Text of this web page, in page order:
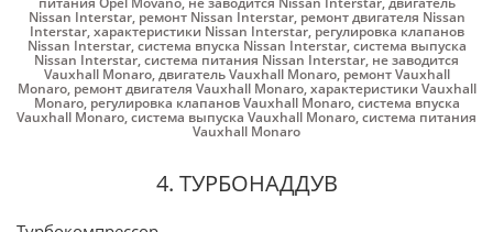
Nissan Interstar, ремонт Nissan Interstar, ремонт двигателя Nissan
Interstar,характеристики Nissan Interstar, регулировка клапанов
Nissan Interstar,система впуска Nissan Interstar,система выпуска
Nissan Interstar,система питания Nissan Interstar, не заводится
Vauxhall Monaro,двигатель Vauxhall Monaro, ремонт Vauxhall
Monaro, ремонт двигателя Vauxhall Monaro,характеристики Vauxhall
Monaro, регулировка клапанов Vauxhall Monaro,система впуска
Vauxhall Monaro,система выпуска Vauxhall Monaro,система питания
Vauxhall Monaro
4. ТУРБОНАДДУВ